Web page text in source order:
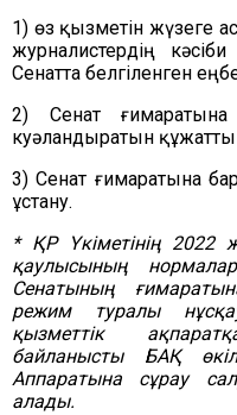
1) өз қызметін жүзеге
журналистердің
Сенатта белгіленген
2) Сенат
куәландыратын құжатты
3) Сенат ғимаратына
ұстану.
* ҚР Үкіметінің
қаулысының
Сенатының ғимаратын
режим туралы н
қызметтік
байланысты БАҚ
Аппаратына сұрау
алады.